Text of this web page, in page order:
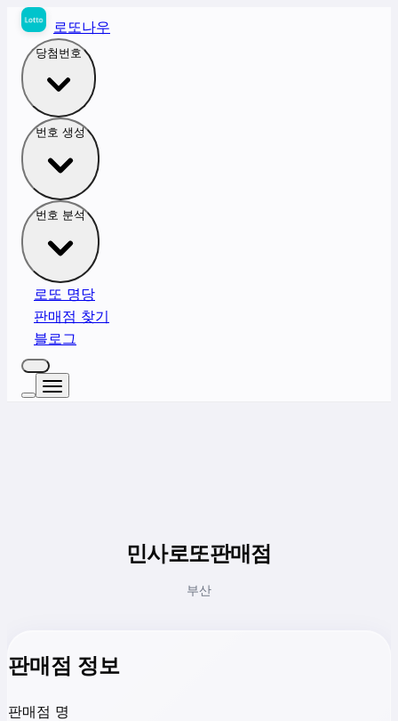
로또나우
당첨번호
번호 생성
번호 분석
로또 명당
판매점 찾기
블로그
민사로또판매점
부산
판매점 정보
판매점 명